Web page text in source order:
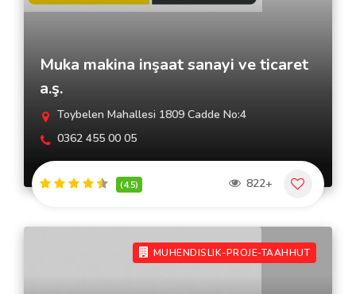
Muka makina inşaat sanayi ve ticaret
a.ş.
Toybelen Mahallesi 1809 Cadde No:4
0362 455 00 05
(4.5) 822+
MUHENDISLIK-PROJE-TAAHHUT